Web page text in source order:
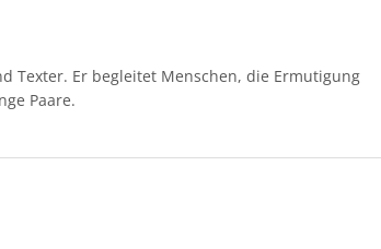
Texter. Er begleitet Menschen, die Ermutigung
Paare.